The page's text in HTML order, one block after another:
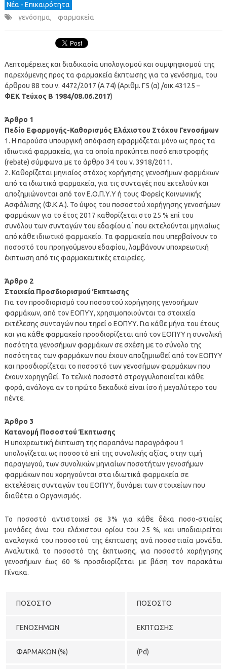
Νέα - Επικαιρότητα
γενόσημα, φαρμακεία
Λεπτομέρειες και διαδικασία υπολογισμού και συμψηφισμού της
παρεχόμενης προς τα φαρμακεία έκπτωσης για τα γενόσημα, του
άρθρου 88 του ν. 4472/2017 (Α 74) (Αριθμ. Γ5 (α) /οικ.43125 –
ΦΕΚ Τεύχος Β 1984/08.06.2017)
Άρθρο 1
Πεδίο Εφαρμογής-Καθορισμός Ελάχιστου Στόχου Γενοσήμων
1. Η παρούσα υπουργική απόφαση εφαρμόζεται μόνο ως προς τα
ιδιωτικά φαρμακεία, για τα οποία προκύπτει ποσό επιστροφής
(rebate) σύμφωνα με το άρθρο 34 του ν. 3918/2011.
2. Καθορίζεται μηνιαίος στόχος χορήγησης γενοσήμων φαρμάκων
από τα ιδιωτικά φαρμακεία, για τις συνταγές που εκτελούν και
αποζημιώνονται από τον Ε.Ο.Π.Υ.Υ ή τους Φορείς Κοινωνικής
Ασφάλισης (Φ.Κ.Α.). Το ύψος του ποσοστού χορήγησης γενοσήμων
φαρμάκων για το έτος 2017 καθορίζεται στο 25 % επί του
συνόλου των συνταγών του εδαφίου α ́ που εκτελούνται μηνιαίως
από κάθε ιδιωτικό φαρμακείο. Τα φαρμακεία που υπερβαίνουν το
ποσοστό του προηγούμενου εδαφίου, λαμβάνουν υποχρεωτική
έκπτωση από τις φαρμακευτικές εταιρείες.
Άρθρο 2
Στοιχεία Προσδιορισμού Έκπτωσης
Για τον προσδιορισμό του ποσοστού χορήγησης γενοσήμων
φαρμάκων, από τον ΕΟΠΥΥ, χρησιμοποιούνται τα στοιχεία
εκτέλεσης συνταγών που τηρεί ο ΕΟΠΥΥ. Για κάθε μήνα του έτους
και για κάθε φαρμακείο προσδιορίζεται από τον ΕΟΠΥΥ η συνολική
ποσότητα γενοσήμων φαρμάκων σε σχέση με το σύνολο της
ποσότητας των φαρμάκων που έχουν αποζημιωθεί από τον ΕΟΠΥΥ
και προσδιορίζεται το ποσοστό των γενοσήμων φαρμάκων που
έχουν χορηγηθεί. Το τελικό ποσοστό στρογγυλοποιείται κάθε
φορά, ανάλογα αν το πρώτο δεκαδικό είναι ίσο ή μεγαλύτερο του
πέντε.
Άρθρο 3
Κατανομή Ποσοστού Έκπτωσης
Η υποχρεωτική έκπτωση της παραπάνω παραγράφου 1
υπολογίζεται ως ποσοστό επί της συνολικής αξίας, στην τιμή
παραγωγού, των συνολικών μηνιαίων ποσοτήτων γενοσήμων
φαρμάκων που χορηγούνται στα ιδιωτικά φαρμακεία σε
εκτελέσεις συνταγών του ΕΟΠΥΥ, δυνάμει των στοιχείων που
διαθέτει ο Οργανισμός.
Το ποσοστό αντιστοιχεί σε 3% για κάθε δέκα ποσο-στιαίες
μονάδες άνω του ελάχιστου ορίου του 25 %, και υποδιαιρείται
αναλογικά του ποσοστού της έκπτωσης ανά ποσοστιαία μονάδα.
Αναλυτικά το ποσοστό της έκπτωσης, για ποσοστό χορήγησης
γενοσήμων έως 60 % προσδιορίζεται με βάση τον παρακάτω
Πίνακα.
ΠΟΣΟΣΤΟ ΠΟΣΟΣΤΟ
ΓΕΝΟΣΗΜΩΝ ΕΚΠΤΩΣΗΣ
ΦΑΡΜΑΚΩΝ (%) (Pd)